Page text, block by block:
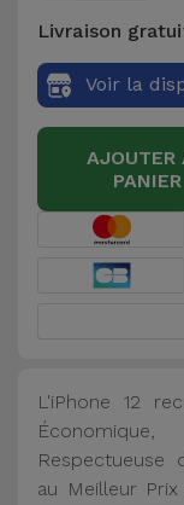
tout
Livraison
Voir la
AJOUTER
PANIER
L'iPhone 12
Respectueuse
au Meilleur